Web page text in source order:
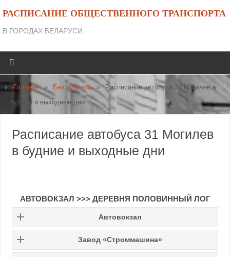
РАСПИСАНИЕ ОБЩЕСТВЕННОГО ТРАНСПОРТА
В ГОРОДАХ БЕЛАРУСИ
Главная » Без рубрики » Расписание автобуса 31 Могилев в
будние и выходные дни
Расписание автобуса 31 Могилев
в будние и выходные дни
АВТОВОКЗАЛ >>> ДЕРЕВНЯ ПОЛОВИННЫЙ ЛОГ
Автовокзал
Завод «Стpоммашина»